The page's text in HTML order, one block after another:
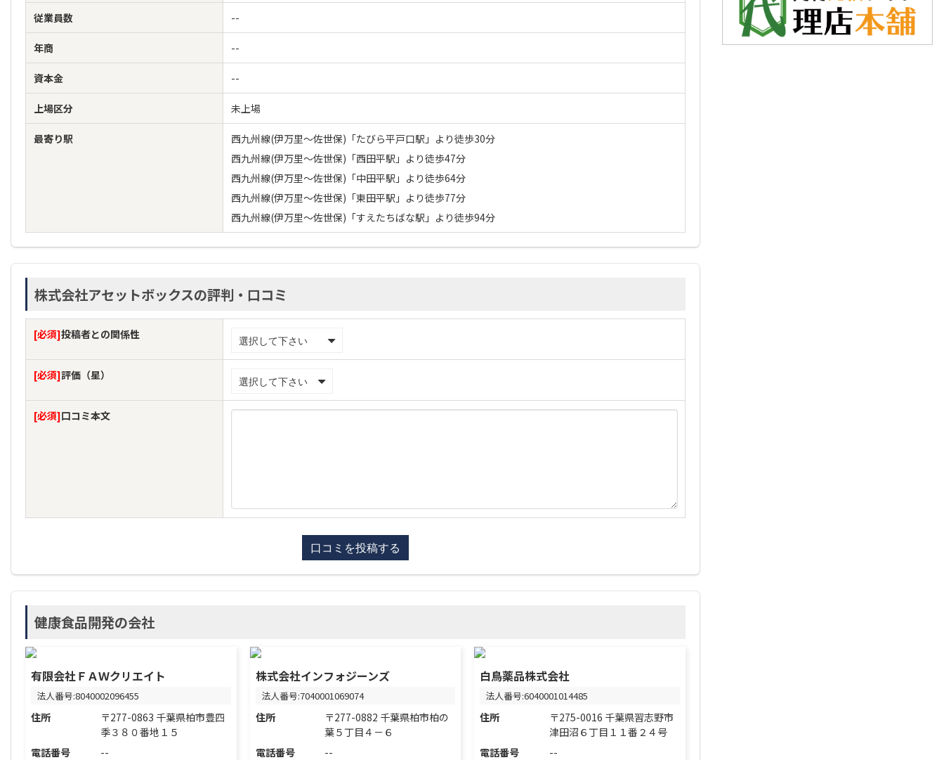
従業員数 --
年商 --
資本金 --
上場区分 未上場
最寄り駅
西九州線(伊万里〜佐世保)「たびら平戸口駅」より徒歩30分
西九州線(伊万里〜佐世保)「西田平駅」より徒歩47分
西九州線(伊万里〜佐世保)「中田平駅」より徒歩64分
西九州線(伊万里〜佐世保)「東田平駅」より徒歩77分
西九州線(伊万里〜佐世保)「すえたちばな駅」より徒歩94分
株式会社アセットボックスの評判・口コミ
[必須]投稿者との関係性
[必須]評価（星）
[必須]口コミ本文
健康食品開発の会社
有限会社ＦＡＷクリエイト
法人番号:8040002096455
住所
〒277-0863 千葉県柏市豊四
季３８０番地１５
電話番号
--
株式会社インフォジーンズ
法人番号:7040001069074
住所
〒277-0882 千葉県柏市柏の
葉５丁目４－６
電話番号
--
白鳥薬品株式会社
法人番号:6040001014485
住所
〒275-0016 千葉県習志野市
津田沼６丁目１１番２４号
電話番号
--